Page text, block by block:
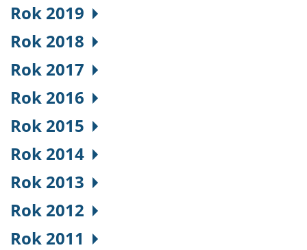
Rok 2019
Rok 2018
Rok 2017
Rok 2016
Rok 2015
Rok 2014
Rok 2013
Rok 2012
Rok 2011